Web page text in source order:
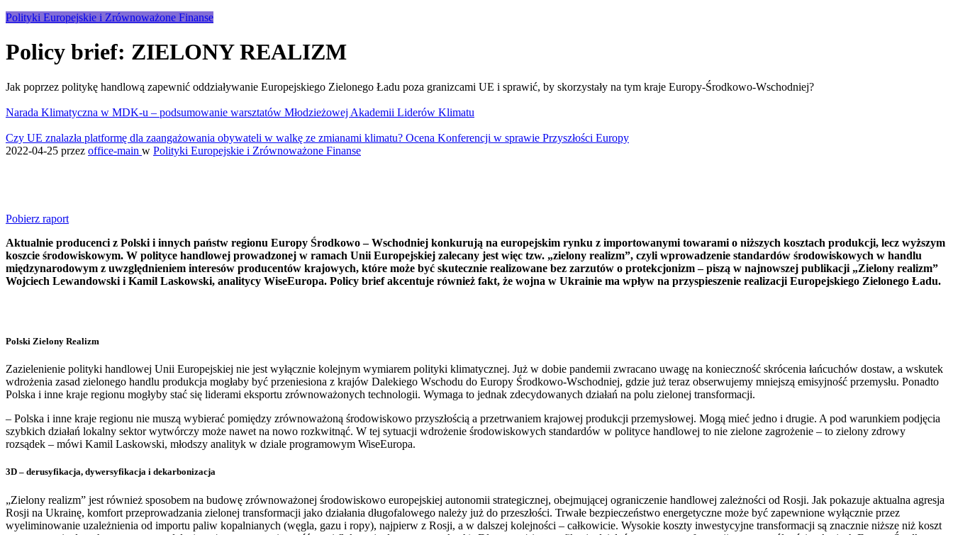
Polityki Europejskie i Zrównoważone Finanse
Policy brief: ZIELONY REALIZM
Jak poprzez politykę handlową zapewnić oddziaływanie Europejskiego Zielonego Ładu poza granizcami UE i sprawić, by skorzystały na tym kraje Europy-Środkowo-Wschodniej?
Narada Klimatyczna w MDK-u – podsumowanie warsztatów Młodzieżowej Akademii Liderów Klimatu
Czy UE znalazła platformę dla zaangażowania obywateli w walkę ze zmianami klimatu? Ocena Konferencji w sprawie Przyszłości Europy
2022-04-25 przez office-main w Polityki Europejskie i Zrównoważone Finanse
Pobierz raport
Aktualnie producenci z Polski i innych państw regionu Europy Środkowo – Wschodniej konkurują na europejskim rynku z importowanymi towarami o niższych kosztach produkcji, lecz wyższym
koszcie środowiskowym. W polityce handlowej prowadzonej w ramach Unii Europejskiej zalecany jest więc tzw. „zielony realizm”, czyli wprowadzenie standardów środowiskowych w handlu
międzynarodowym z uwzględnieniem interesów producentów krajowych, które może być skutecznie realizowane bez zarzutów o protekcjonizm – piszą w najnowszej publikacji „Zielony realizm”
Wojciech Lewandowski i Kamil Laskowski, analitycy WiseEuropa. Policy brief akcentuje również fakt, że wojna w Ukrainie ma wpływ na przyspieszenie realizacji Europejskiego Zielonego Ładu.
Polski Zielony Realizm
Zazielenienie polityki handlowej Unii Europejskiej nie jest wyłącznie kolejnym wymiarem polityki klimatycznej. Już w dobie pandemii zwracano uwagę na konieczność skrócenia łańcuchów dostaw, a wskutek
wdrożenia zasad zielonego handlu produkcja mogłaby być przeniesiona z krajów Dalekiego Wschodu do Europy Środkowo-Wschodniej, gdzie już teraz obserwujemy mniejszą emisyjność przemysłu. Ponadto
Polska i inne kraje regionu mogłyby stać się liderami eksportu zrównoważonych technologii. Wymaga to jednak zdecydowanych działań na polu zielonej transformacji.
– Polska i inne kraje regionu nie muszą wybierać pomiędzy zrównoważoną środowiskowo przyszłością a przetrwaniem krajowej produkcji przemysłowej. Mogą mieć jedno i drugie. A pod warunkiem podjęcia
szybkich działań lokalny sektor wytwórczy może nawet na nowo rozkwitnąć. W tej sytuacji wdrożenie środowiskowych standardów w polityce handlowej to nie zielone zagrożenie – to zielony zdrowy
rozsądek – mówi Kamil Laskowski, młodszy analityk w dziale programowym WiseEuropa.
3D – derusyfikacja, dywersyfikacja i dekarbonizacja
„Zielony realizm” jest również sposobem na budowę zrównoważonej środowiskowo europejskiej autonomii strategicznej, obejmującej ograniczenie handlowej zależności od Rosji. Jak pokazuje aktualna agresja
Rosji na Ukrainę, komfort przeprowadzania zielonej transformacji jako działania długofalowego należy już do przeszłości. Trwałe bezpieczeństwo energetyczne może być zapewnione wyłącznie przez
wyeliminowanie uzależnienia od importu paliw kopalnianych (węgla, gazu i ropy), najpierw z Rosji, a w dalszej kolejności – całkowicie. Wysokie koszty inwestycyjne transformacji są znacznie niższe niż koszt